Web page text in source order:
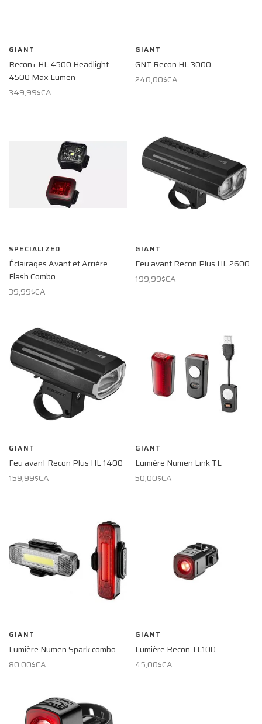
GIANT
Recon+ HL 4500 Headlight
4500 Max Lumen
349,99$CA
GIANT
GNT Recon HL 3000
240,00$CA
SPECIALIZED
Éclairages Avant et Arrière
Flash Combo
39,99$CA
GIANT
Feu avant Recon Plus HL 2600
199,99$CA
GIANT
Feu avant Recon Plus HL 1400
159,99$CA
GIANT
Lumière Numen Link TL
50,00$CA
GIANT
Lumière Numen Spark combo
80,00$CA
GIANT
Lumière Recon TL100
45,00$CA